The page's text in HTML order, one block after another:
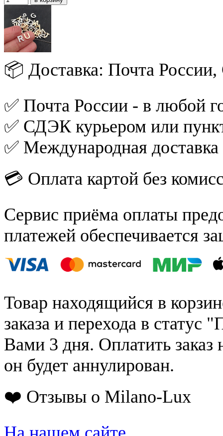
📦 Доставка: Почта
✅ Почта России - в любой
✅ СДЭК курьером или
✅ Международная
💳 Оплата картой без
Сервис приёма оплаты
платежей обеспечивается
Товар находящийся в
заказа и перехода в статус
Вами 3 дня. Оплатить заказ
он будет аннулирован.
❤️ Отзывы о Milano-Lux